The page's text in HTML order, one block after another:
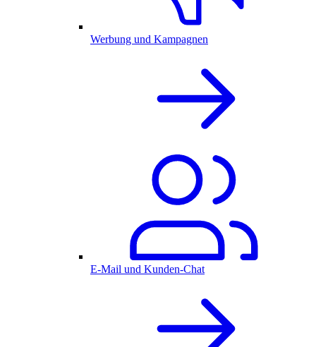
Werbung und Kampagnen
E-Mail und Kunden-Chat